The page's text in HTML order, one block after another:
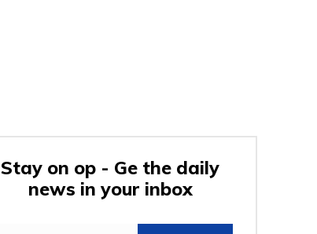
Stay on op - Ge the daily
news in your inbox